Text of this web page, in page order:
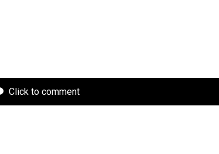
Click to comment